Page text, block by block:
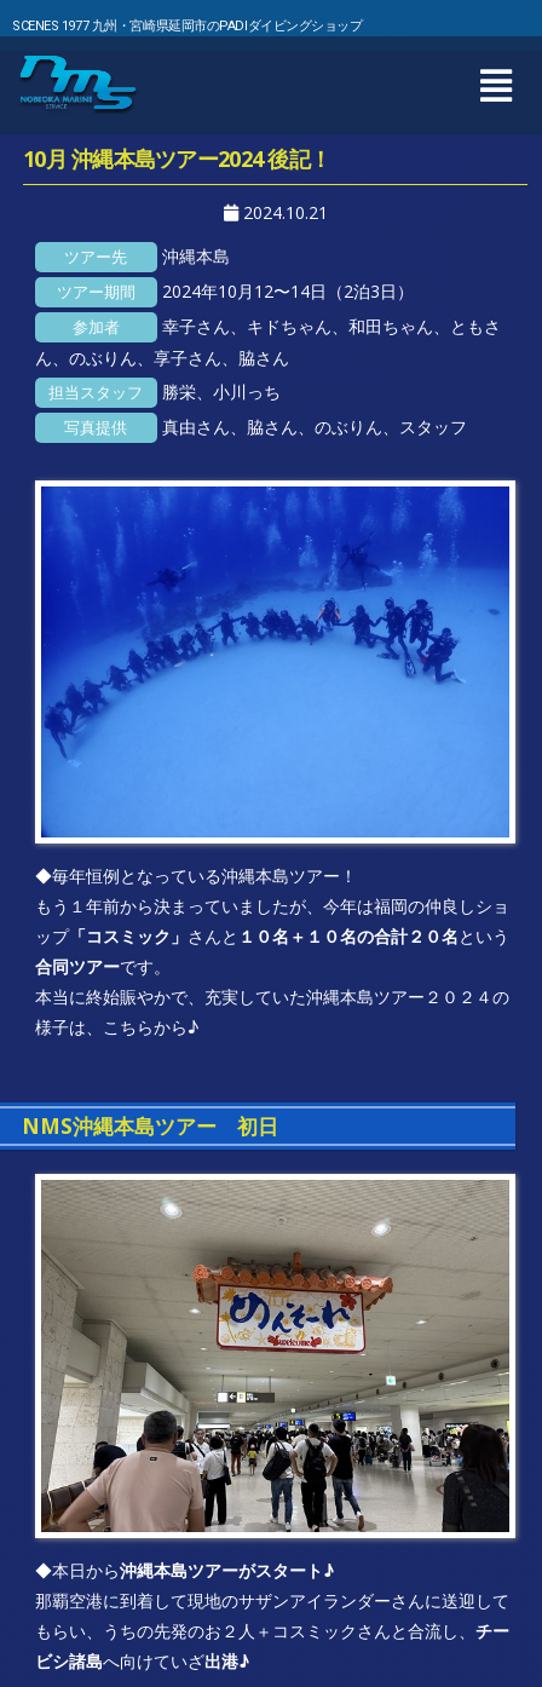
SCENES 1977 九州・宮崎県延岡市のPADIダイビングショップ
10月 沖縄本島ツアー2024 後記！
2024.10.21
ツアー先 沖縄本島
ツアー期間 2024年10月12〜14日（2泊3日）
参加者
幸子さん、キドちゃん、和田ちゃん、ともさ
ん、のぶりん、享子さん、脇さん
担当スタッフ 勝栄、小川っち
写真提供 真由さん、脇さん、のぶりん、スタッフ
◆毎年恒例となっている沖縄本島ツアー！
もう１年前から決まっていましたが、今年は福岡の仲良しショ
ップ「コスミック」 さんと １０名＋１０名の合計２０名という
合同ツアーです。
本当に終始賑やかで、充実していた沖縄本島ツアー２０２４の
様子は、こちらから♪
沖縄本島ツアー 初日
◆本日から沖縄本島ツアーがスタート♪
那覇空港に到着して現地のサザンアイランダーさんに送迎して
もらい、うちの先発のお２人＋コスミックさんと合流し、 チー
ビシ諸島へ向けていざ出港♪